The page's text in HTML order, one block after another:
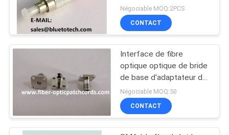
SUJET
DE
NOUS
VISITE
D'USINE
CONTRÔLE
module optique
d'émetteur-
récepteur
113
FC/UPC de fibre du mâle
OM4 millimètre de
FC/UPC au mode multi
Négociable MOQ:2PCS
CONTACT
Interface de fibre
optique optique de bride
de base d'adaptateur de
la tête SMA905 en vrac
de l'adaptateur SMA905
de fibre
Négociable MOQ:50
CONTACT